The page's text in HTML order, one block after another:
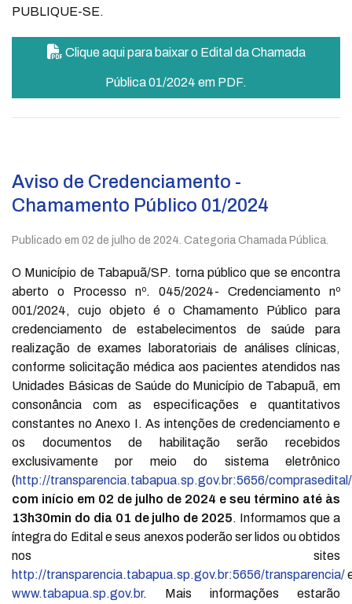
PUBLIQUE-SE.
Clique aqui para baixar o Edital da Chamada
Pública 01/2024 em PDF.
Aviso de Credenciamento -
Chamamento Público 01/2024
Publicado em 02 de julho de 2024 . Categoria Chamada Pública.
O Município de Tabapuã/SP. torna público que se encontra
aberto o Processo nº. 045/2024- Credenciamento nº
001/2024, cujo objeto é o Chamamento Público para
credenciamento de estabelecimentos de saúde para
realização de exames laboratoriais de análises clínicas,
conforme solicitação médica aos pacientes atendidos nas
Unidades Básicas de Saúde do Município de Tabapuã, em
consonância com as especificações e quantitativos
constantes no Anexo I. As intenções de credenciamento e
os documentos de habilitação serão recebidos
exclusivamente por meio do sistema eletrônico
(http://transparencia.tabapua.sp.gov.br:5656/comprasedital/
com início em 02 de julho de 2024 e seu término até às
13h30min do dia 01 de julho de 2025. Informamos que a
íntegra do Edital e seus anexos poderão ser lidos ou obtidos
nos sites
http://transparencia.tabapua.sp.gov.br:5656/transparencia/
www.tabapua.sp.gov.br. Mais informações estarão